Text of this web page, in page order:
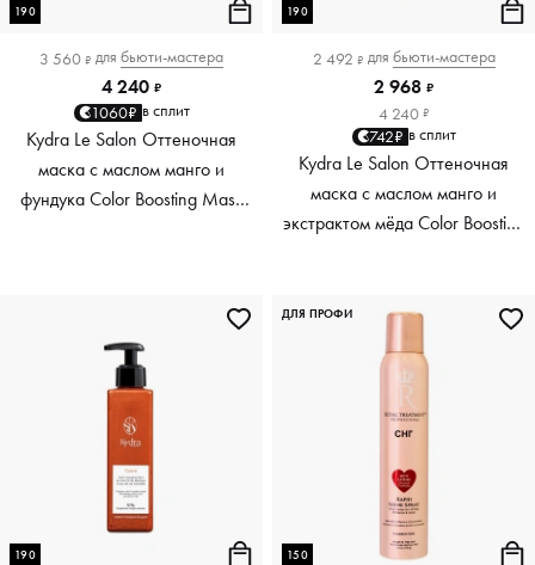
190
3 560 ₽ для бьюти-мастера
4 240 ₽
1060₽ в сплит
Kydra Le Salon Оттеночная
маска с маслом манго и
фундука Color Boosting Mask
190
2 492 ₽ для бьюти-мастера
2 968 ₽
4 240 ₽
742₽ в сплит
Kydra Le Salon Оттеночная
маска с маслом манго и
экстрактом мёда Color Boosting
190 150
ДЛЯ ПРОФИ